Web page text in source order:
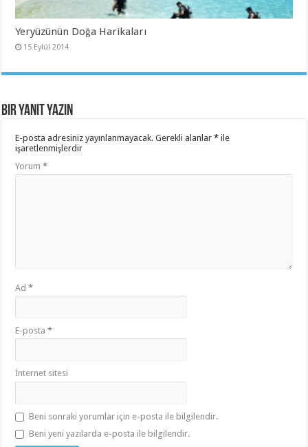
Yeryüzünün Doğa Harikaları
15 Eylül 2014
Bir yanıt yazın
E-posta adresiniz yayınlanmayacak. Gerekli alanlar* ile
işaretlenmişlerdir
Yorum*
Ad*
E-posta*
İnternet sitesi
Beni sonraki yorumlar için e-posta ile bilgilendir.
Beni yeni yazılarda e-posta ile bilgilendir.